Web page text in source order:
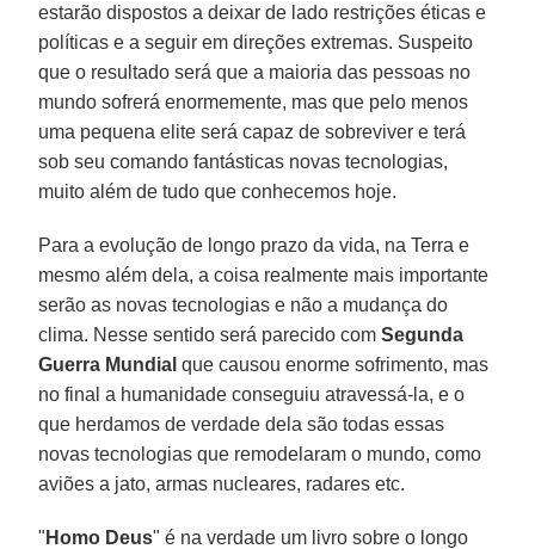
estarão dispostos a deixar de lado restrições éticas e
políticas e a seguir em direções extremas. Suspeito
que o resultado será que a maioria das pessoas no
mundo sofrerá enormemente, mas que pelo menos
uma pequena elite será capaz de sobreviver e terá
sob seu comando fantásticas novas tecnologias,
muito além de tudo que conhecemos hoje.
Para a evolução de longo prazo da vida, na Terra e
mesmo além dela, a coisa realmente mais importante
serão as novas tecnologias e não a mudança do
clima. Nesse sentido será parecido comSegunda
Guerra Mundial que causou enorme sofrimento, mas
no final a humanidade conseguiu atravessá-la, e o
que herdamos de verdade dela são todas essas
novas tecnologias que remodelaram o mundo, como
aviões a jato, armas nucleares, radares etc.
" Homo Deus" é na verdade um livro sobre o longo